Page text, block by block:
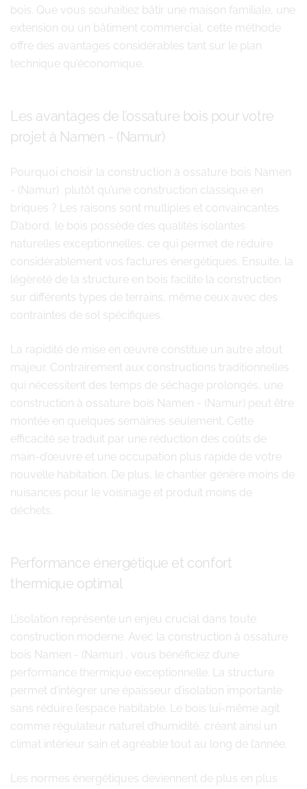
bois. Que vous souhaitiez bâtir une maison familiale, une
extension ou un bâtiment commercial, cette méthode
offre des avantages considérables tant sur le plan
technique qu’économique.
Les avantages de l’ossature bois pour votre
projet à Namen - (Namur)
Pourquoi choisir la construction à ossature bois Namen
- (Namur) plutôt qu’une construction classique en
briques ? Les raisons sont multiples et convaincantes.
D’abord, le bois possède des qualités isolantes
naturelles exceptionnelles, ce qui permet de réduire
considérablement vos factures énergétiques. Ensuite, la
légèreté de la structure en bois facilite la construction
sur différents types de terrains, même ceux avec des
contraintes de sol spécifiques.
La rapidité de mise en œuvre constitue un autre atout
majeur. Contrairement aux constructions traditionnelles
qui nécessitent des temps de séchage prolongés, une
construction à ossature bois Namen - (Namur) peut être
montée en quelques semaines seulement. Cette
efficacité se traduit par une réduction des coûts de
main-d’œuvre et une occupation plus rapide de votre
nouvelle habitation. De plus, le chantier génère moins de
nuisances pour le voisinage et produit moins de
déchets.
Performance énergétique et confort
thermique optimal
L’isolation représente un enjeu crucial dans toute
construction moderne. Avec la construction à ossature
bois Namen - (Namur) , vous bénéficiez d’une
performance thermique exceptionnelle. La structure
permet d’intégrer une épaisseur d’isolation importante
sans réduire l’espace habitable. Le bois lui-même agit
comme régulateur naturel d’humidité, créant ainsi un
climat intérieur sain et agréable tout au long de l’année.
Les normes énergétiques deviennent de plus en plus